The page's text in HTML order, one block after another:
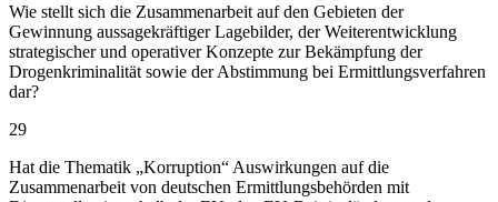
Wie stellt sich die Zusammenarbeit auf den Gebieten der
Gewinnung aussagekräftiger Lagebilder, der Weiterentwicklung
strategischer und operativer Konzepte zur Bekämpfung der
Drogenkriminalität sowie der Abstimmung bei Ermittlungsverfahren
dar?
29
Hat die Thematik „Korruption“ Auswirkungen auf die
Zusammenarbeit von deutschen Ermittlungsbehörden mit